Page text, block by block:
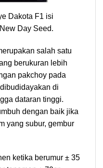
Dakota F1 isi
Day Seed.
salah satu
berukuran lebih
pakchoy pada
di
dataran tinggi.
dengan baik jika
yang subur, gembur
ketika berumur ± 35